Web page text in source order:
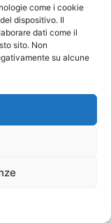
come i cookie
dispositivo. Il
dati come il
sito. Non
su alcune
Leggi il